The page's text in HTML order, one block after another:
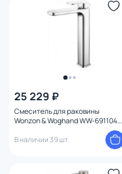
25 229 ₽
Смеситель для раковины
Wonzon & Woghand WW-691104-
В наличии 39 шт.